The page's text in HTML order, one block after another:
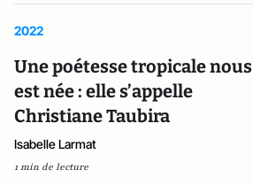
2022
Une poétesse tropicale nous
est née : elle s’appelle
Christiane Taubira
Isabelle Larmat
1 min de lecture